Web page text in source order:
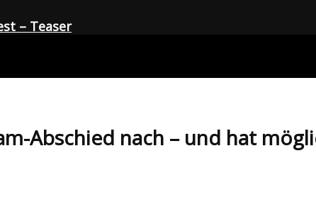
– Teaser
Abschied nach – und hat